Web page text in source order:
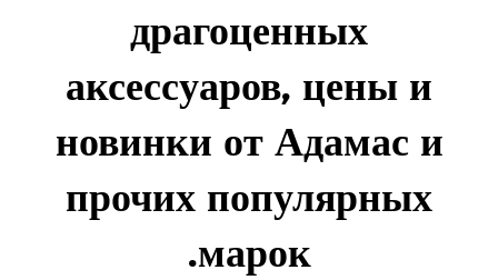
драгоценных
аксессуаров, цены и
новинки от Адамас и
прочих популярных
марок.